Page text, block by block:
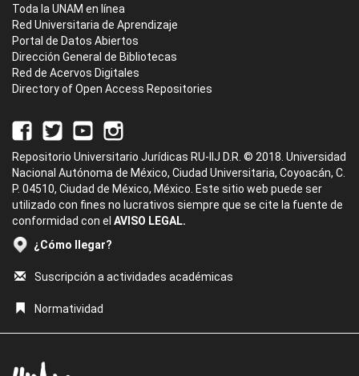
Toda la UNAM en línea
Red Universitaria de Aprendizaje
Portal de Datos Abiertos
Dirección General de Bibliotecas
Red de Acervos Digitales
Directory of Open Access Repositories
Repositorio Universitario Jurídicas RU-IIJ D.R. © 2018. Universidad
Nacional Autónoma de México, Ciudad Universitaria, Coyoacán, C.
P. 04510, Ciudad de México, México. Este sitio web puede ser
utilizado con fines no lucrativos siempre que se cite la fuente de
conformidad con el AVISO LEGAL.
¿Cómo llegar?
Suscripción a actividades académicas
Normatividad